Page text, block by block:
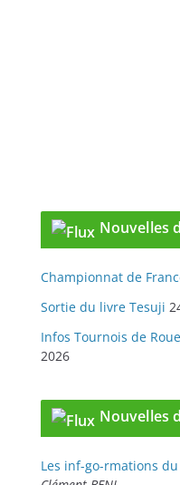
Nouvelles
Championnat de
Sortie du livre Tesuji
Infos Tournois de
2026
Nouvelles
Les inf-go-rmations